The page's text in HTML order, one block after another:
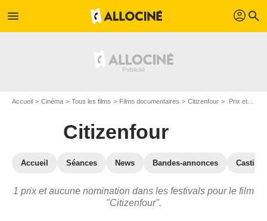
menu profil search
Accueil Cinéma Tous les films Films documentaires Citizenfour Prix et nominations pour Citizenfour
Citizenfour
Accueil Séances News Bandes-annonces Casting
1 prix et aucune nomination dans les festivals pour le film
"Citizenfour".